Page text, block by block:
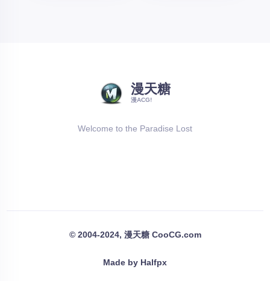
漫天糖
漫ACG!
Welcome to the Paradise Lost
© 2004-2024, 漫天糖 CooCG.com
Made by Halfpx